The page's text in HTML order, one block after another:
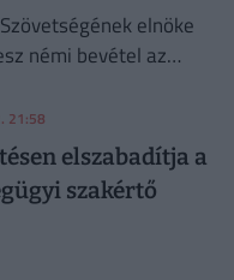
elnöke
némi bevétel az
21:58
elszabadítja a
szakértő